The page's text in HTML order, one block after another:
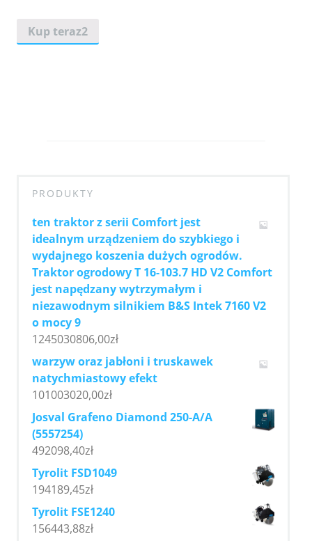
Kup teraz2
PRODUKTY
ten traktor z serii Comfort jest
idealnym urządzeniem do szybkiego i
wydajnego koszenia dużych ogrodów.
Traktor ogrodowy T 16-103.7 HD V2 Comfort
jest napędzany wytrzymałym i
niezawodnym silnikiem B&S Intek 7160 V2
o mocy 9
1245030806,00zł
warzyw oraz jabłoni i truskawek
natychmiastowy efekt
101003020,00zł
Josval Grafeno Diamond 250-A/A
(5557254)
492098,40zł
Tyrolit FSD1049
194189,45zł
Tyrolit FSE1240
156443,88zł